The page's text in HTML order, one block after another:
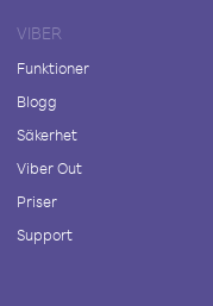
VIBER
Funktioner
Blogg
Säkerhet
Viber Out
Priser
Support